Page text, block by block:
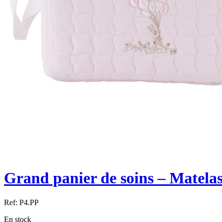
Grand panier de soins –
Ref: P4.PP
En stock